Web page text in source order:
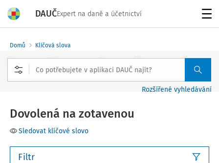
DAUČExpert na daně a účetnictví
Domů Klíčová slova
Rozšířené vyhledávání
Dovolená na zotavenou
Sledovat klíčové slovo
Filtr